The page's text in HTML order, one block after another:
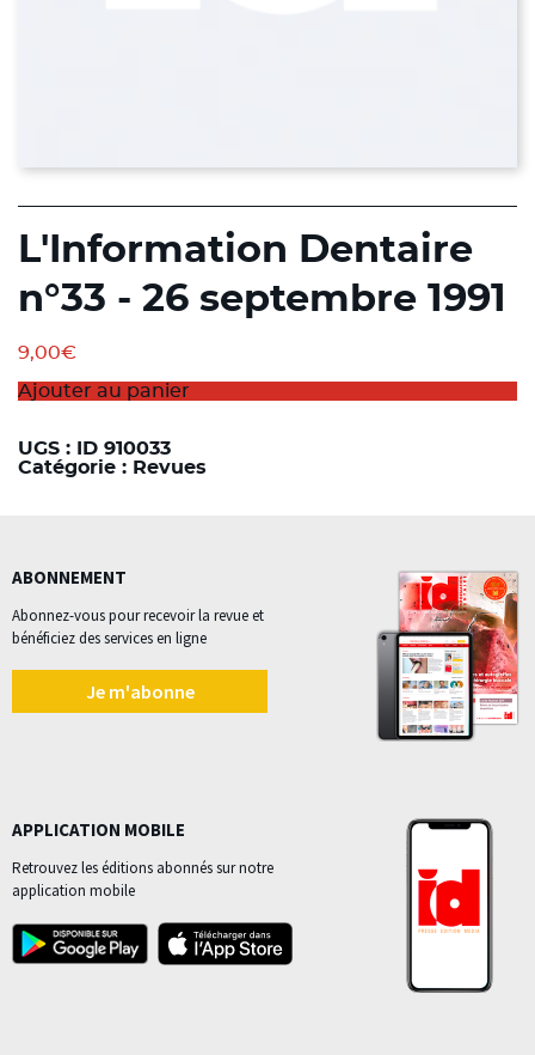
L'Information Dentaire
n°33 - 26 septembre 1991
9,00€
Ajouter au panier
UGS :
ID 910033
Catégorie : Revues
ABONNEMENT
Abonnez-vous pour recevoir la revue et
bénéficiez des services en ligne
Je m'abonne
APPLICATION MOBILE
Retrouvez les éditions abonnés sur notre
application mobile